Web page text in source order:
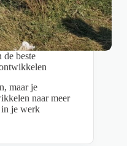
de beste
maar je
naar meer
in je werk